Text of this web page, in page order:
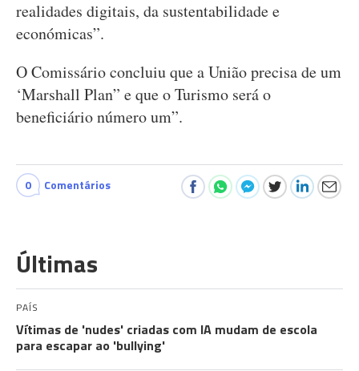
realidades digitais, da sustentabilidade e
económicas”.
O Comissário concluiu que a União precisa de um
‘Marshall Plan” e que o Turismo será o
beneficiário número um”.
0 Comentários
Últimas
PAÍS
Vítimas de 'nudes' criadas com IA mudam de escola
para escapar ao 'bullying'